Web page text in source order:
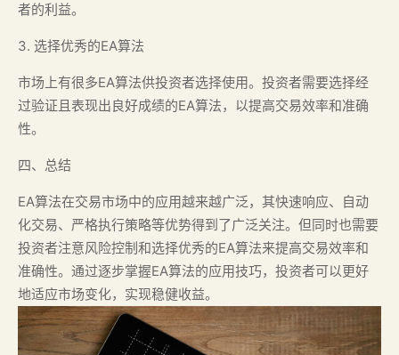
者的利益。
3. 选择优秀的EA算法
市场上有很多EA算法供投资者选择使用。投资者需要选择经
过验证且表现出良好成绩的EA算法，以提高交易效率和准确
性。
四、总结
EA算法在交易市场中的应用越来越广泛，其快速响应、自动
化交易、严格执行策略等优势得到了广泛关注。但同时也需要
投资者注意风险控制和选择优秀的EA算法来提高交易效率和
准确性。通过逐步掌握EA算法的应用技巧，投资者可以更好
地适应市场变化，实现稳健收益。